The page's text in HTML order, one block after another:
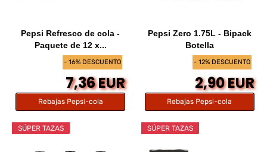
- 16% DESCUENTO
Pepsi Refresco de cola -
Paquete de 12 x...
7,36 EUR
Rebajas Pepsi-cola
- 12% DESCUENTO
Pepsi Zero 1.75L - Bipack
Botella
2,90 EUR
Rebajas Pepsi-cola
SÚPER TAZAS SÚPER TAZAS